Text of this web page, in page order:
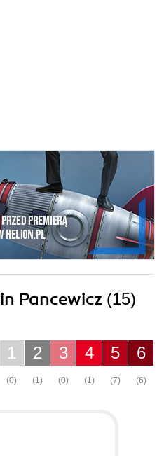
Pancewicz (15)
6
(6)
5
(7)
4
(1)
3
(0)
2
(1)
1
(0)